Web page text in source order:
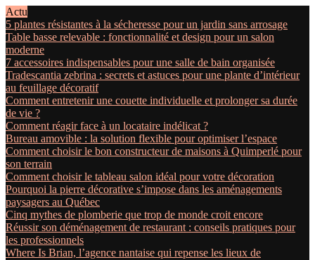
Actu
5 plantes résistantes à la sécheresse pour un jardin sans arrosage
Table basse relevable : fonctionnalité et design pour un salon
moderne
7 accessoires indispensables pour une salle de bain organisée
Tradescantia zebrina : secrets et astuces pour une plante d’intérieur
au feuillage décoratif
Comment entretenir une couette individuelle et prolonger sa durée
de vie ?
Comment réagir face à un locataire indélicat ?
Bureau amovible : la solution flexible pour optimiser l’espace
Comment choisir le bon constructeur de maisons à Quimperlé pour
son terrain
Comment choisir le tableau salon idéal pour votre décoration
Pourquoi la pierre décorative s’impose dans les aménagements
paysagers au Québec
Cinq mythes de plomberie que trop de monde croit encore
Réussir son déménagement de restaurant : conseils pratiques pour
les professionnels
Where Is Brian, l’agence nantaise qui repense les lieux de